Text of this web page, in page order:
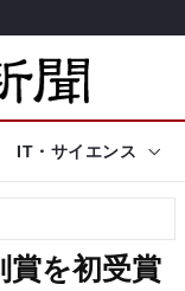
IT・サイエンス
賞を初受賞